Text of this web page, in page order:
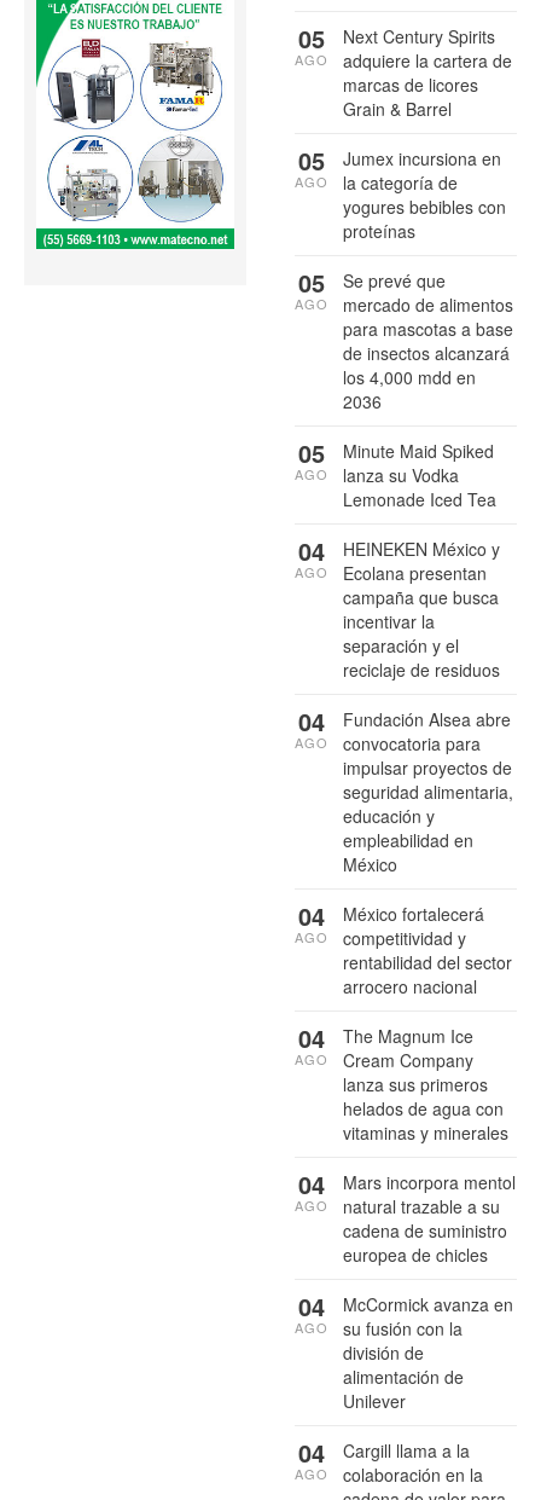
Next Century Spirits
adquiere la cartera de
marcas de licores
Grain & Barrel
05
AGO
Jumex incursiona en
la categoría de
yogures bebibles con
proteínas
05
AGO
Se prevé que
mercado de alimentos
para mascotas a base
de insectos alcanzará
los 4,000 mdd en
2036
05
AGO
Minute Maid Spiked
lanza su Vodka
Lemonade Iced Tea
05
AGO
HEINEKEN México y
Ecolana presentan
campaña que busca
incentivar la
separación y el
reciclaje de residuos
04
AGO
Fundación Alsea abre
convocatoria para
impulsar proyectos de
seguridad alimentaria,
educación y
empleabilidad en
México
04
AGO
México fortalecerá
competitividad y
rentabilidad del sector
arrocero nacional
04
AGO
The Magnum Ice
Cream Company
lanza sus primeros
helados de agua con
vitaminas y minerales
04
AGO
Mars incorpora mentol
natural trazable a su
cadena de suministro
europea de chicles
04
AGO
McCormick avanza en
su fusión con la
división de
alimentación de
Unilever
04
AGO
Cargill llama a la
colaboración en la
04
AGO